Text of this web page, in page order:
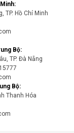
Bộ bước vào
trên 300mm. Cơ
bối cảnh nhiều
mưa liên tiếp.
lớn kéo dài